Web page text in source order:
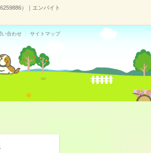
）｜エンバイト
い合わせ サイトマップ